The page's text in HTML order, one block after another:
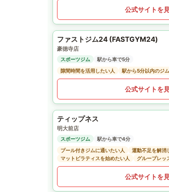
公式サイトを
ファストジム24 (FASTGYM24)
豪徳寺店
スポーツジム
駅から車で5分
隙間時間を活用したい人
駅から5分以内のジ
公式サイトを
ティップネス
明大前店
スポーツジム
駅から車で4分
プール付きジムに通いたい人
運動不足を解消
マットピラティスを始めたい人
グループレッ
公式サイトを